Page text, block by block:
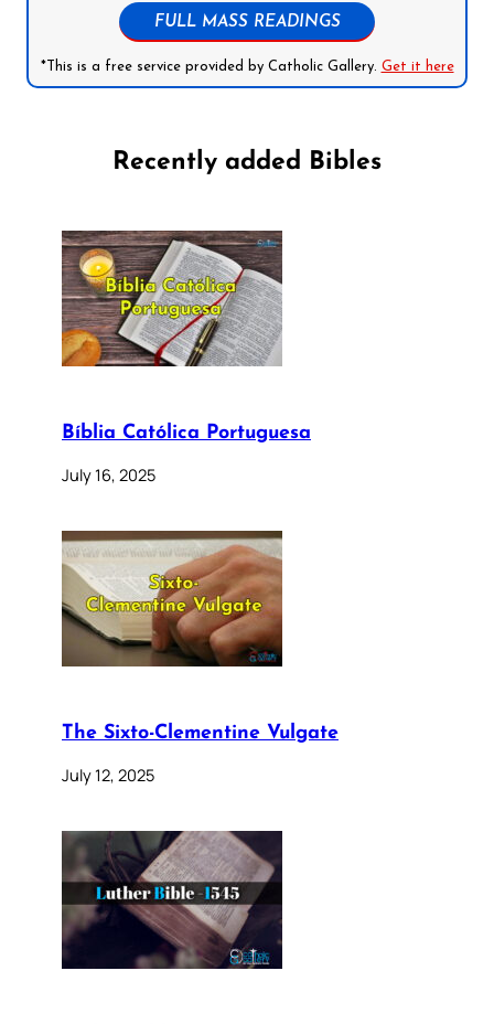
FULL MASS READINGS
*This is a free service provided by Catholic Gallery. Get it here
Recently added Bibles
Bíblia Católica Portuguesa
July 16, 2025
The Sixto-Clementine Vulgate
July 12, 2025